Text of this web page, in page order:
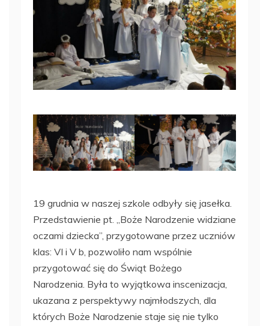
19 grudnia w naszej szkole odbyły się jasełka.
Przedstawienie pt. „Boże Narodzenie widziane
oczami dziecka”, przygotowane przez uczniów
klas: VI i V b, pozwoliło nam wspólnie
przygotować się do Świąt Bożego
Narodzenia. Była to wyjątkowa inscenizacja,
ukazana z perspektywy najmłodszych, dla
których Boże Narodzenie staje się nie tylko